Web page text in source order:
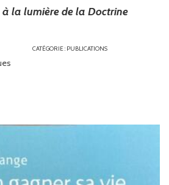
la lumière de la Doctrine
CATÉGORIE : PUBLICATIONS